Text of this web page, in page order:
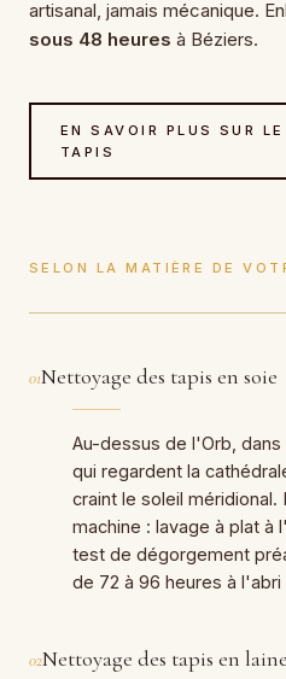
artisanal, jamais mécanique.
sous 48 heures à Béziers.
EN SAVOIR PLUS SUR
TAPIS
SELON LA MATIÈRE DE
01Nettoyage des tapis en soie
Au-dessus de l'Orb,
qui regardent la
craint le soleil méridional.
machine : lavage à plat à
test de dégorgement
de 72 à 96 heures à l'abri
02Nettoyage des tapis en laine